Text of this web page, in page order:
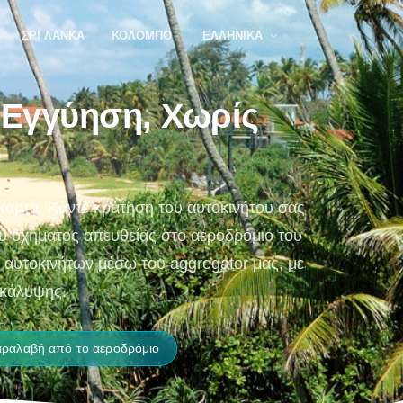
ΣΡΙ ΛΆΝΚΑ ΚΟΛΌΜΠΟ ΕΛΛΗΝΙΚΆ
Εγγύηση, Χωρίς
Κάντε κράτηση του αυτοκινήτου σας
απευθείας στο αεροδρόμιο του
αυτοκινήτων μέσω του aggregator μας, με
από το αεροδρόμιο